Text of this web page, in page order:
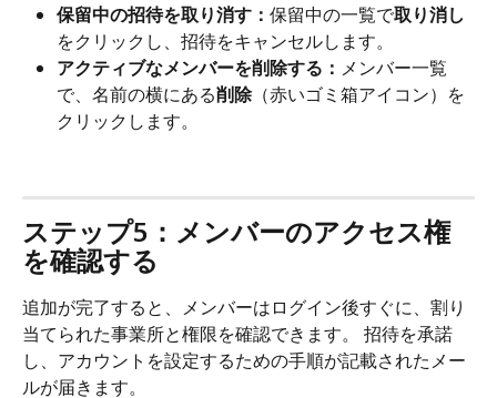
保留中の招待を取り消す： 保留中の一覧で取り消し
をクリックし、招待をキャンセルします。
アクティブなメンバーを削除する： メンバー一覧
で、名前の横にある削除（赤いゴミ箱アイコン）を
クリックします。
ステップ5：メンバーのアクセス権
を確認する
追加が完了すると、メンバーはログイン後すぐに、割り
当てられた事業所と権限を確認できます。 招待を承諾
し、アカウントを設定するための手順が記載されたメー
ルが届きます。